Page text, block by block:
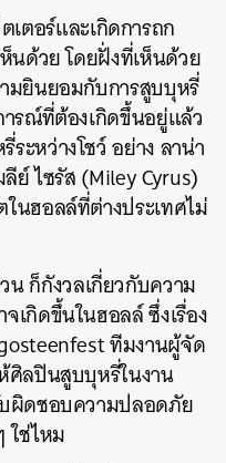
ตอร์และเกิดการถก
นด้วย โดยฝั่งที่เห็นด้วย
มยินยอมกับการสูบบุหรี่
รณ์ที่ต้องเกิดขึ้นอยู่แล้ว
ะหว่างโชว์ อย่าง ลาน่า
ย์ ไซรัส (Miley Cyrus)
นฮอลล์ที่ต่างประเทศไม่
ก็กังวลเกี่ยวกับความ
กิดขึ้นในฮอลล์ ซึ่งเรื่อง
ทีมงานผู้จัด
ศิลปินสูบบุหรี่ในงาน
ผิดชอบความปลอดภัย
ใช่ไหม